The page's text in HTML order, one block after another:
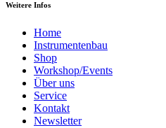
Weitere Infos
Home
Instrumentenbau
Shop
Workshop/Events
Über uns
Service
Kontakt
Newsletter